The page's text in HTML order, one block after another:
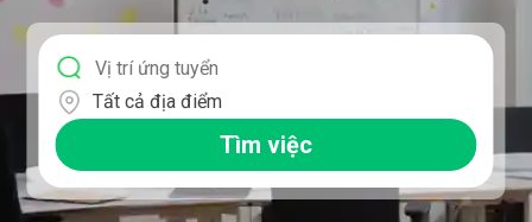
Tất cả địa điểm
Tìm việc